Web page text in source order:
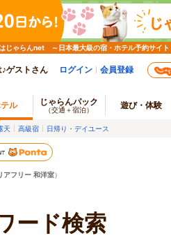
じゃらんnet ～日本最大級の宿・ホテル予約サイト
ゲストさん ログイン 会員登録
ル じゃらんパック
（交通＋宿泊） 遊び・体験
天 高級宿 日帰り・デイユース
アフリー 和洋室）
ード検索